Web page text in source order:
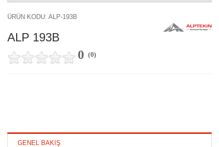
ÜRÜN KODU: ALP-193B
ALP 193B
0 (0)
GENEL BAKIŞ